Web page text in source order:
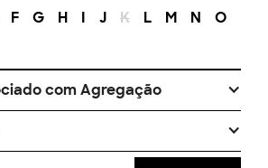
F G H I J K L M N O
com Agregação